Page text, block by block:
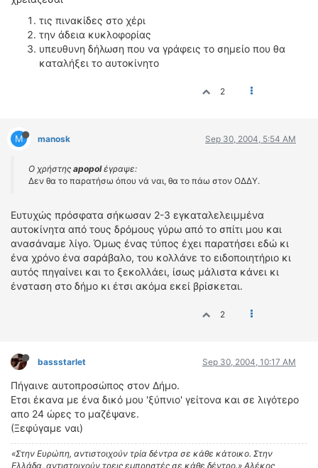
τις πινακίδες στο χέρι
την άδεια κυκλοφορίας
υπευθυνη δήλωση που να γράφεις το σημείο που θα
καταλήξει το αυτοκίνητο
2
M manosk Sep 30, 2004, 5:54 AM
Ο χρήστης apopolέγραψε:
Δεν θα το παρατήσω όπου νά ναι, θα το πάω στον ΟΔΔΥ.
Ευτυχώς πρόσφατα σήκωσαν 2-3 εγκαταλελειμμένα
αυτοκίνητα από τους δρόμους γύρω από το σπίτι μου και
ανασάναμε λίγο. Όμως ένας τύπος έχει παρατήσει εδώ κι
ένα χρόνο ένα σαράβαλο, του κολλάνε το ειδοποιητήριο κι
αυτός πηγαίνει και το ξεκολλάει, ίσως μάλιστα κάνει κι
ένσταση στο δήμο κι έτσι ακόμα εκεί βρίσκεται.
2
bassstarlet Sep 30, 2004, 10:17 AM
Πήγαινε αυτοπροσώπος στον Δήμο.
Ετσι έκανα με ένα δικό μου 'ξύπνιο' γείτονα και σε λιγότερο
απο 24 ώρες το μαζέψανε.
(Ξεφύγαμε ναι)
«Στην Ευρώπη, αντιστοιχούν τρία δέντρα σε κάθε κάτοικο. Στην
Ελλάδα, αντιστοιχούν τρεις εμπρηστές σε κάθε δέντρο.» Αλέκος